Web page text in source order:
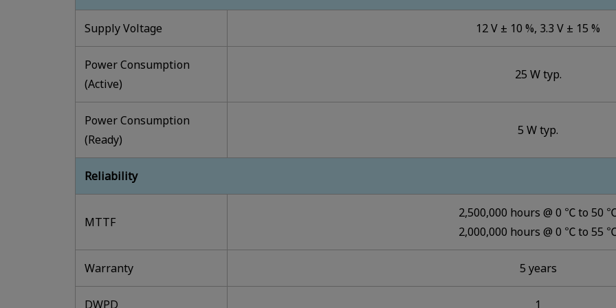
Supply Voltage 12 V ± 10 %, 3.3 V ± 15 %
Power Consumption
(Active)
25 W typ.
Power Consumption
(Ready)
5 W typ.
Reliability
MTTF
2,500,000 hours @ 0 ℃ to 50
2,000,000 hours @ 0 ℃ to 55
Warranty 5 years
DWPD 1